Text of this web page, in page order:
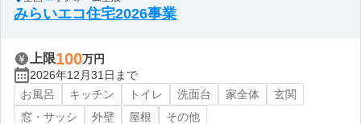
みらいエコ住宅2026事業
上限100万円
2026年12月31日まで
お風呂
キッチン トイレ 洗面台 家全体
玄関
窓・サッシ
外壁 屋根
その他